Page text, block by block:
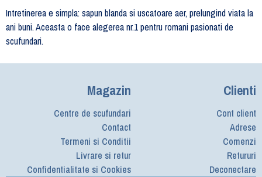
Intretinerea e simpla: sapun blanda si uscatoare aer, prelungind viata la
ani buni. Aceasta o face alegerea nr.1 pentru romani pasionati de
scufundari.
Magazin
Centre de scufundari
Contact
Termeni si Conditii
Livrare si retur
Confidentialitate si Cookies
Clienti
Cont client
Adrese
Comenzi
Retururi
Deconectare